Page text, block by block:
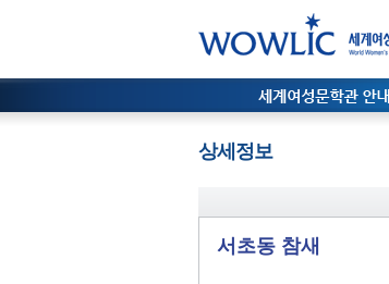
상세정보
서초동 참새